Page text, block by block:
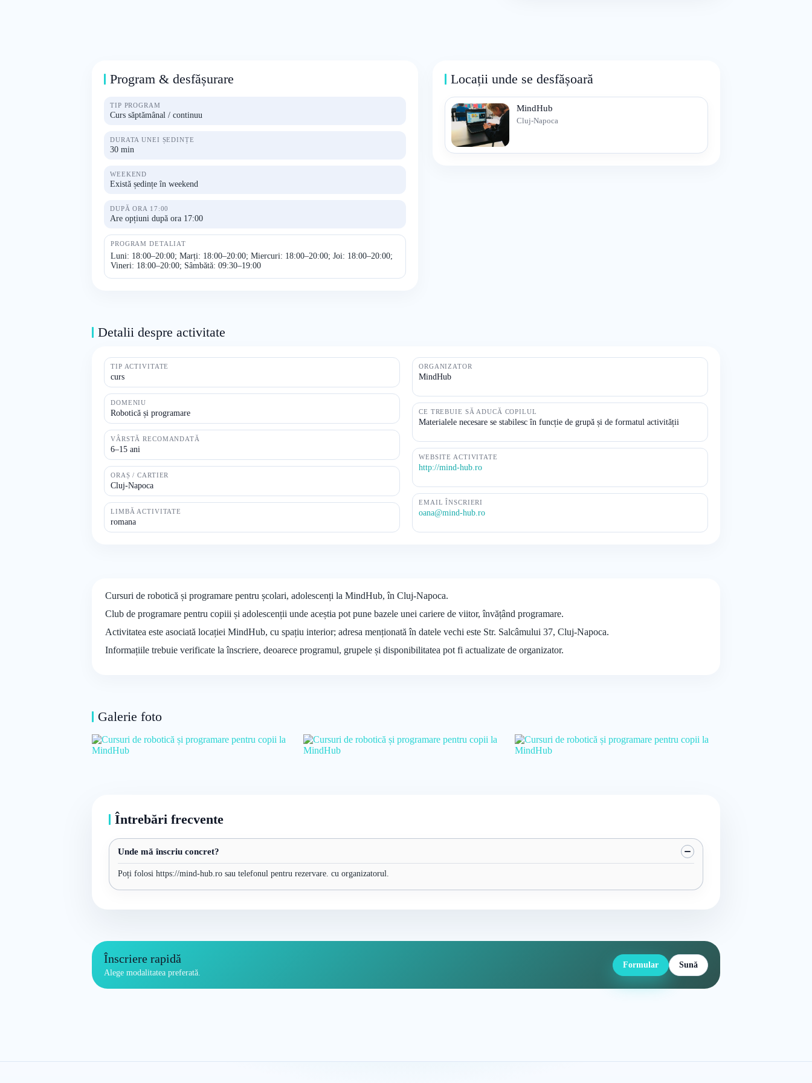
Program & desfășurare
TIP PROGRAM
Curs săptămânal / continuu
DURATA UNEI ȘEDINȚE
30 min
WEEKEND
Există ședințe în weekend
DUPĂ ORA 17:00
Are opțiuni după ora 17:00
PROGRAM DETALIAT
Luni: 18:00–20:00; Marți: 18:00–20:00; Miercuri: 18:00–20:00; Joi: 18:00–20:00;
Vineri: 18:00–20:00; Sâmbătă: 09:30–19:00
Locații unde se desfășoară
MindHub
Cluj-Napoca
Detalii despre activitate
TIP ACTIVITATE
curs
DOMENIU
Robotică și programare
VÂRSTĂ RECOMANDATĂ
6–15 ani
ORAȘ / CARTIER
Cluj-Napoca
LIMBĂ ACTIVITATE
romana
ORGANIZATOR
MindHub
CE TREBUIE SĂ ADUCĂ COPILUL
Materialele necesare se stabilesc în funcție de grupă și de formatul activității
WEBSITE ACTIVITATE
http://mind-hub.ro
EMAIL ÎNSCRIERI
oana@mind-hub.ro
Cursuri de robotică și programare pentru școlari, adolescenți la MindHub, în Cluj-Napoca.
Club de programare pentru copiii și adolescenții unde aceștia pot pune bazele unei cariere de viitor, învățând programare.
Activitatea este asociată locației MindHub, cu spațiu interior; adresa menționată în datele vechi este Str. Salcâmului 37, Cluj-Napoca.
Informațiile trebuie verificate la înscriere, deoarece programul, grupele și disponibilitatea pot fi actualizate de organizator.
Galerie foto
Întrebări frecvente
Unde mă înscriu concret?
Poți folosi https://mind-hub.ro sau telefonul pentru rezervare. cu organizatorul.
Înscriere rapidă
Alege modalitatea preferată.
Formular Sună